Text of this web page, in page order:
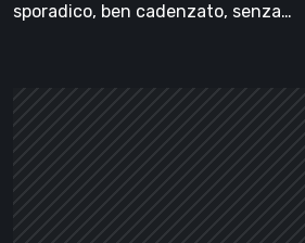
sporadico, ben cadenzato, senza…